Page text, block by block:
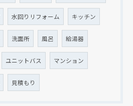
水回りリフォーム キッチン
洗面所 風呂 給湯器
ユニットバス マンション
見積もり